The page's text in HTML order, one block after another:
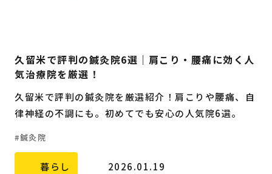
久留米で評判の鍼灸院6選｜肩こり・腰痛に効く人
気治療院を厳選！
久留米で評判の鍼灸院を厳選紹介！肩こりや腰痛、自
律神経の不調にも。初めてでも安心の人気院6選。
鍼灸院
暮らし 2026.01.19